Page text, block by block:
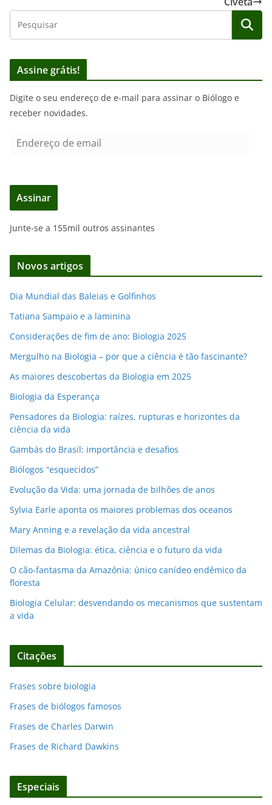
Assine grátis!
Digite o seu endereço de e-mail para assinar o Biólogo e
receber novidades.
e
e
ç
d
e
a
i
Assinar
Junte-se a 155mil outros assinantes
Novos artigos
Dia Mundial das Baleias e Golfinhos
Tatiana Sampaio e a laminina
Considerações de fim de ano: Biologia 2025
Mergulho na Biologia – por que a ciência é tão fascinante?
As maiores descobertas da Biologia em 2025
Biologia da Esperança
Pensadores da Biologia: raízes, rupturas e horizontes da
ciência da vida
Gambás do Brasil: importância e desafios
Biólogos “esquecidos”
Evolução da Vida: uma jornada de bilhões de anos
Sylvia Earle aponta os maiores problemas dos oceanos
Mary Anning e a revelação da vida ancestral
Dilemas da Biologia: ética, ciência e o futuro da vida
O cão-fantasma da Amazônia: único canídeo endêmico da
floresta
Biologia Celular: desvendando os mecanismos que sustentam
a vida
Citações
Frases sobre biologia
Frases de biólogos famosos
Frases de Charles Darwin
Frases de Richard Dawkins
Especiais